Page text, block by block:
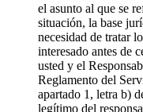
el asunto al que se
situación, la base
necesidad de tratar
interesado antes de
usted y el
Reglamento del
apartado 1, letra b)
legítimo del